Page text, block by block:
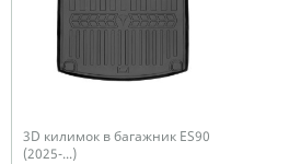
3D килимок в багажник ES90
(2025-...)